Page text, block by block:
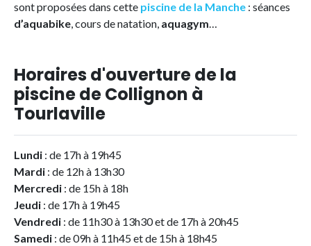
sont proposées dans cette piscine de la Manche : séances
d’aquabike, cours de natation, aquagym…
Horaires d'ouverture de la
piscine de Collignon à
Tourlaville
Lundi : de 17h à 19h45
Mardi : de 12h à 13h30
Mercredi : de 15h à 18h
Jeudi : de 17h à 19h45
Vendredi : de 11h30 à 13h30 et de 17h à 20h45
Samedi : de 09h à 11h45 et de 15h à 18h45